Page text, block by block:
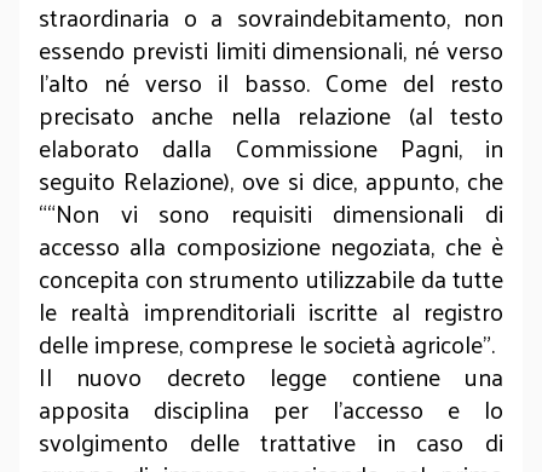
straordinaria o a sovraindebitamento, non
essendo previsti limiti dimensionali, né verso
l’alto né verso il basso. Come del resto
precisato anche nella relazione (al testo
elaborato dalla Commissione Pagni, in
seguito Relazione), ove si dice, appunto, che
““Non vi sono requisiti dimensionali di
accesso alla composizione negoziata, che è
concepita con strumento utilizzabile da tutte
le realtà imprenditoriali iscritte al registro
delle imprese, comprese le società agricole”.
Il nuovo decreto legge contiene una
apposita disciplina per l’accesso e lo
svolgimento delle trattative in caso di